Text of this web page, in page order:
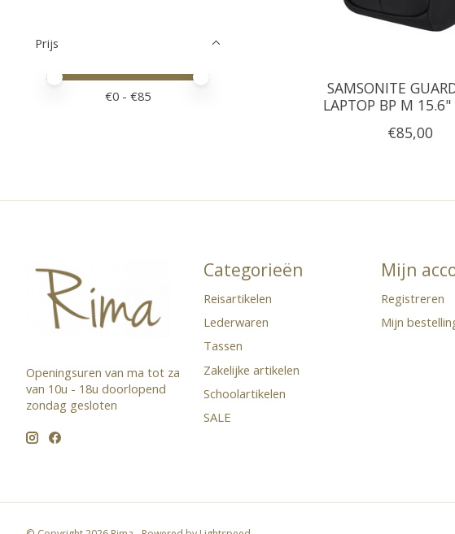
Prijs
Minimale prijswaarde
Price maximum value
€0 - €85
SAMSONITE
LAPTOP BP M 15.6"
€85,00
Openingsuren van ma tot za
van 10u - 18u doorlopend ​
zondag gesloten
Categorieën
Reisartikelen
Lederwaren
Tassen
Zakelijke artikelen
Schoolartikelen
SALE
Mijn
Registreren
Mijn